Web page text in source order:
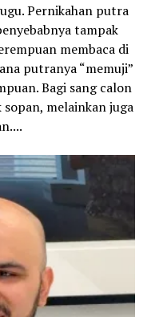
Pernikahan putra
tampak
membaca di
putranya “memuji”
Bagi sang calon
melainkan juga